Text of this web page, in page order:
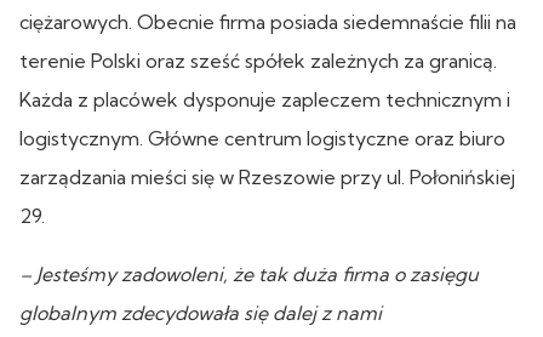
ciężarowych. Obecnie firma posiada siedemnaście filii na
terenie Polski oraz sześć spółek zależnych za granicą.
Każda z placówek dysponuje zapleczem technicznym i
logistycznym. Główne centrum logistyczne oraz biuro
zarządzania mieści się w Rzeszowie przy ul. Połonińskiej
29.
– Jesteśmy zadowoleni, że tak duża firma o zasięgu
globalnym zdecydowała się dalej z nami